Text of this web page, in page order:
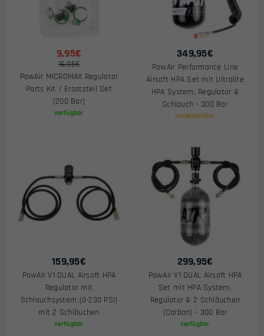
9,95€
16,95€
PowAir MICROMAX Regulator
Parts Kit / Ersatzteil Set
(200 Bar)
verfügbar
349,95€
PowAir Performance Line
Airsoft HPA Set mit Ultralite
HPA System, Regulator &
Schlauch - 300 Bar
vorbestellbar
159,95€
PowAir V1 DUAL Airsoft HPA
Regulator mit
Schlauchsystem (0-230 PSI)
mit 2 Schläuchen
verfügbar
299,95€
PowAir V1 DUAL Airsoft HPA
Set mit HPA System,
Regulator & 2 Schläuchen
(Carbon) - 300 Bar
verfügbar